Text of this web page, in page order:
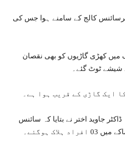
پرسائنس کالج کے سامنے ہوا جس کی
میں کھڑی گاڑیوں کو بھی نقصان
شیشے ٹوٹ گئے۔
ایک گاڑی کے قریب ہوا ہے۔
جاوید اختر نے بتایا کہ سائنس
ہوگئے۔